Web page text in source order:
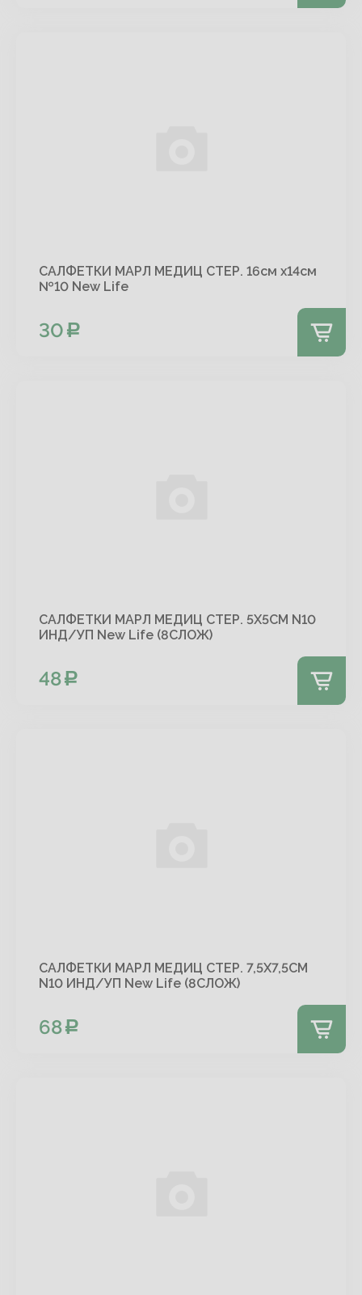
САЛФЕТКИ МАРЛ МЕДИЦ СТЕР. 16см х14см
№10 New Life
30
САЛФЕТКИ МАРЛ МЕДИЦ СТЕР. 5Х5СМ N10
ИНД/УП New Life (8СЛОЖ)
48
САЛФЕТКИ МАРЛ МЕДИЦ СТЕР. 7,5Х7,5СМ
N10 ИНД/УП New Life (8СЛОЖ)
68